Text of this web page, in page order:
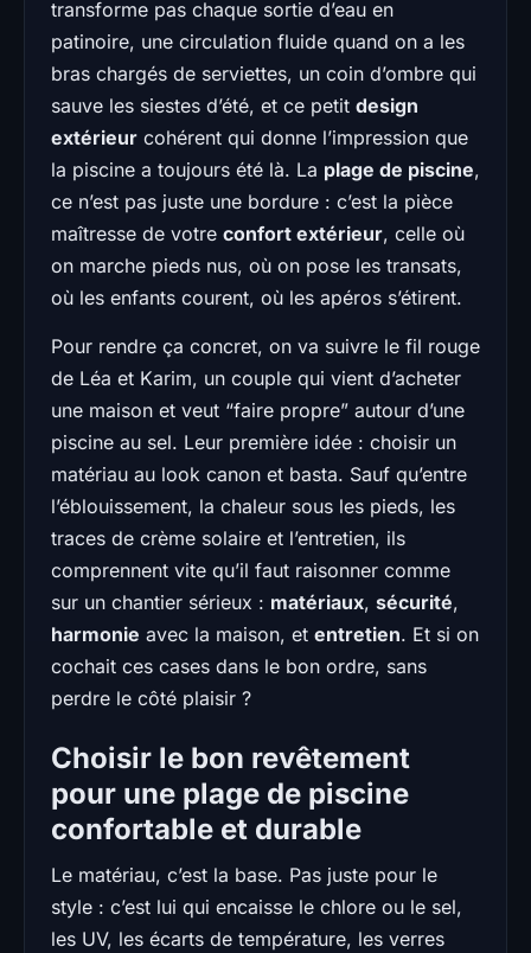
transforme pas chaque sortie d’eau en
patinoire, une circulation fluide quand on a les
bras chargés de serviettes, un coin d’ombre qui
sauve les siestes d’été, et ce petit design
extérieur cohérent qui donne l’impression que
la piscine a toujours été là. La plage de piscine,
ce n’est pas juste une bordure : c’est la pièce
maîtresse de votre confort extérieur, celle où
on marche pieds nus, où on pose les transats,
où les enfants courent, où les apéros s’étirent.
Pour rendre ça concret, on va suivre le fil rouge
de Léa et Karim, un couple qui vient d’acheter
une maison et veut “faire propre” autour d’une
piscine au sel. Leur première idée : choisir un
matériau au look canon et basta. Sauf qu’entre
l’éblouissement, la chaleur sous les pieds, les
traces de crème solaire et l’entretien, ils
comprennent vite qu’il faut raisonner comme
sur un chantier sérieux : matériaux, sécurité,
harmonie avec la maison, et entretien. Et si on
cochait ces cases dans le bon ordre, sans
perdre le côté plaisir ?
Choisir le bon revêtement
pour une plage de piscine
confortable et durable
Le matériau, c’est la base. Pas juste pour le
style : c’est lui qui encaisse le chlore ou le sel,
les UV, les écarts de température, les verres